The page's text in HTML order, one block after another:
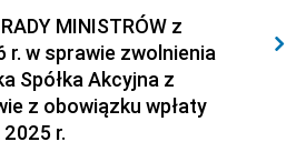
2010 2009
2007 2006
2004 2003
2001
MINISTRÓW z
r. w sprawie zwolnienia
Spółka Akcyjna z
z obowiązku wpłaty
r.